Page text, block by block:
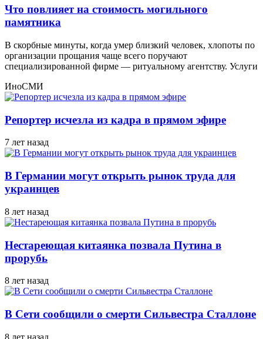
Что повлияет на стоимость могильного
памятника
В скорбные минуты, когда умер близкий человек, хлопоты по
организации прощания чаще всего поручают
специализированной фирме — ритуальному агентству. Услуги
ИноСМИ
Репортер исчезла из кадра в прямом эфире
7 лет назад
В Германии могут открыть рынок труда для
украинцев
8 лет назад
Нестареющая китаянка позвала Путина в
прорубь
8 лет назад
В Сети сообщили о смерти Сильвестра Сталлоне
8 лет назад